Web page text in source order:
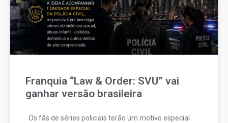
Franquia “Law & Order: SVU” vai
ganhar versão brasileira
Os fãs de séries policiais terão um motivo especial